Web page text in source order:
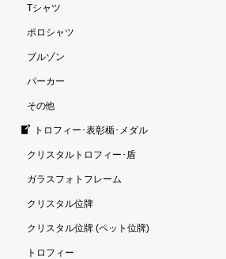
Tシャツ
ポロシャツ
ブルゾン
パーカー
その他
トロフィー･表彰楯･メダル
クリスタルトロフィー･盾
ガラスフォトフレーム
クリスタル位牌
クリスタル位牌 (ペット位牌)
トロフィー